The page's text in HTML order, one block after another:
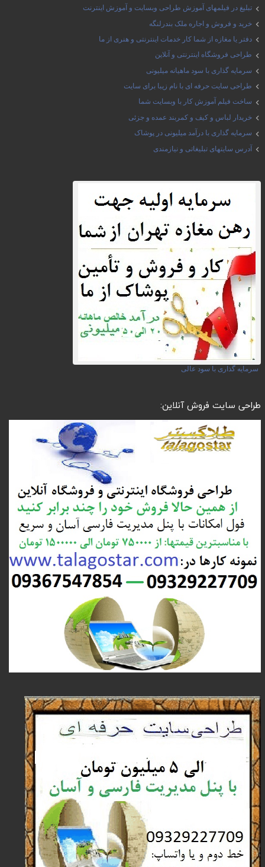
تبلیغ در فیلمهای آموزش طراحی وبسایت و آموزش اینترنت
خرید و فروش و اجاره ملک بندرلنگه
دفتر یا مغازه از شما کار خدمات اینترنتی و هنری از ما
طراحی فروشگاه اینترنتی و آنلاین
سرمایه گذاری با سود ماهیانه میلیونی
طراحی سایت حرفه ای با نام زیبا برای سایت
ساخت فیلم آموزش کار با وبسایت شما
خریدار لباس و کیف و کمربند عمده و جزئی
سرمایه گذاری با درآمد میلیونی در پوشاک
آدرس سایتهای تبلیغاتی و نیازمندی
سرمایه گذاری با سود عالی
طراحی سایت فروش آنلاین: